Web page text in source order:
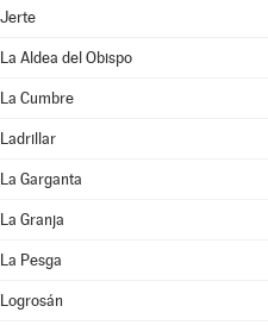
Jerte
La Aldea del Obispo
La Cumbre
Ladrillar
La Garganta
La Granja
La Pesga
Logrosán